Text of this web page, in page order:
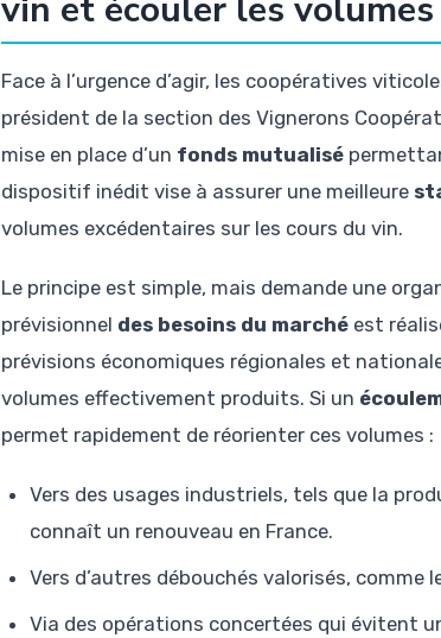
Face à l’urgence d’agir, les coopératives
président de la section des Vignerons
mise en place d’un fonds mutualisé
dispositif inédit vise à assurer une meilleure
volumes excédentaires sur les cours du vin.
Le principe est simple, mais demande une
prévisionnel des besoins du marché est
prévisions économiques régionales et
volumes effectivement produits. Si un
permet rapidement de réorienter ces volumes :
Vers des usages industriels, tels que la
connaît un renouveau en France.
Vers d’autres débouchés valorisés,
Via des opérations concertées qui évitent